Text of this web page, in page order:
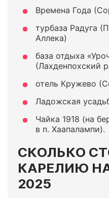
Времена Года
турбаза Радуга
Аллека)
база отдыха
(Лахденпохский
отель Кружево
Ладожская
Чайка 1918 (на
в п. Хаапалампи).
СКОЛЬКО
КАРЕЛИЮ
2025